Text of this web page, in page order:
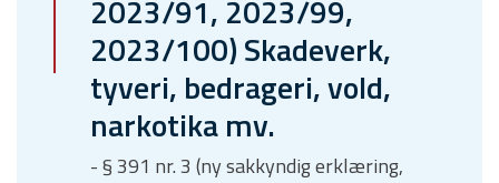
2023/91, 2023/99,
2023/100) Skadeverk,
tyveri, bedrageri, vold,
narkotika mv.
- § 391 nr. 3 (ny sakkyndig erklæring,